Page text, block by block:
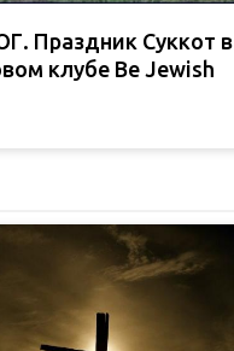
Праздник Суккот в
клубе Be Jewish